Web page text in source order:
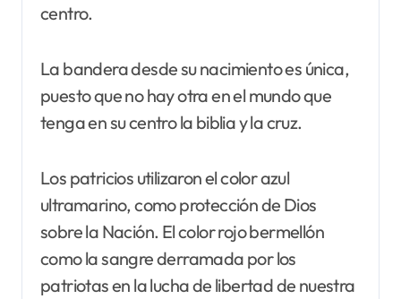
centro.
La bandera desde su nacimiento es única,
puesto que no hay otra en el mundo que
tenga en su centro la biblia y la cruz.
Los patricios utilizaron el color azul
ultramarino, como protección de Dios
sobre la Nación. El color rojo bermellón
como la sangre derramada por los
patriotas en la lucha de libertad de nuestra